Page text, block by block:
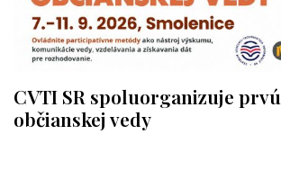
CVTI SR spoluorganizuje
občianskej vedy